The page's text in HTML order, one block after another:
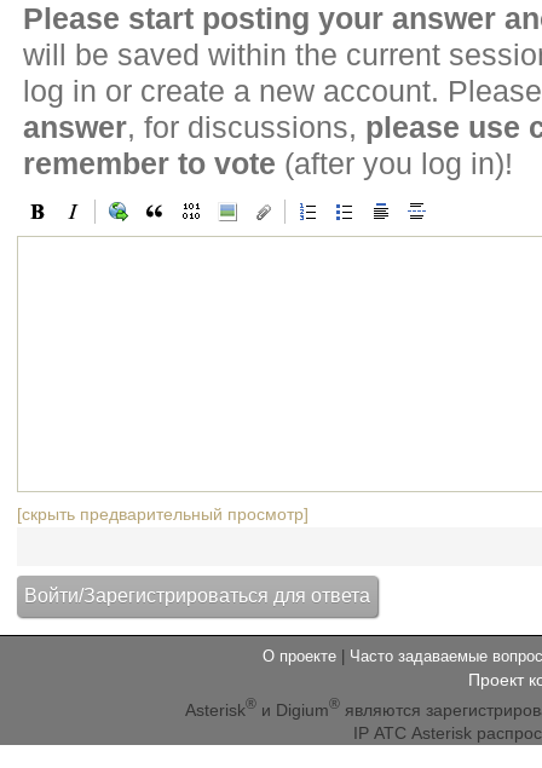
Please start posting your answer
will be saved within the current
log in or create a new account.
answer, for discussions, please use
remember to vote (after you log in)!
[скрыть предварительный просмотр]
О проекте Часто задаваемые
Проект
Asterisk® и Digium® являются
IP АТС Asterisk